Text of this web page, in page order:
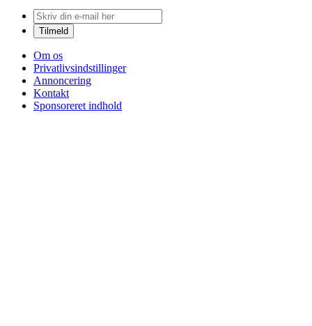
Om os
Privatlivsindstillinger
Annoncering
Kontakt
Sponsoreret indhold